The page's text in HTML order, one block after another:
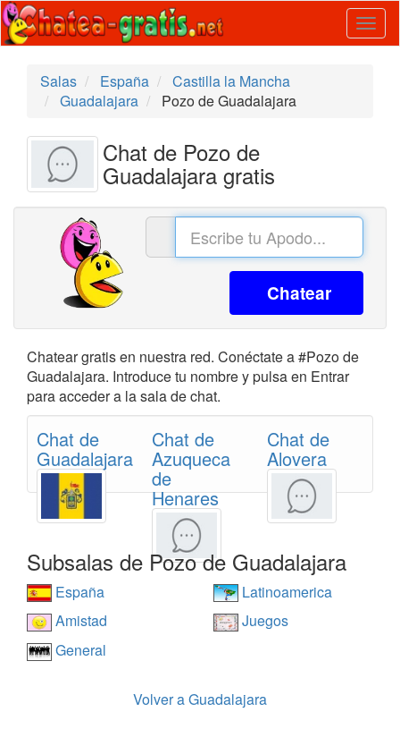
Salas
España
Castilla la Mancha
Guadalajara
Pozo de Guadalajara
Chat de Pozo de
Guadalajara gratis
Chatear
Chatear gratis en nuestra red. Conéctate a #Pozo de
Guadalajara. Introduce tu nombre y pulsa en Entrar
para acceder a la sala de chat.
Chat de
Guadalajara
Chat de
Azuqueca
de
Henares
Chat de
Alovera
Subsalas de Pozo de Guadalajara
España
Latinoamerica
Amistad
Juegos
General
Volver a Guadalajara